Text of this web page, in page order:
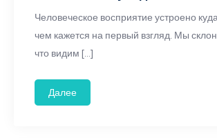
Человеческое восприятие устроено
чем кажется на первый взгляд. Мы
что видим […]
Далее